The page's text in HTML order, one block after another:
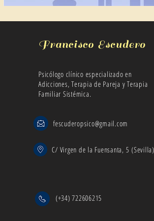
Francisco Escudero
Psicólogo clínico especializado en
Adicciones, Terapia de Pareja y Terapia
Familiar Sistémica.
fescuderopsico@gmail.com
C/ Virgen de la Fuensanta, 5 (Sevilla)
(+34) 722606215